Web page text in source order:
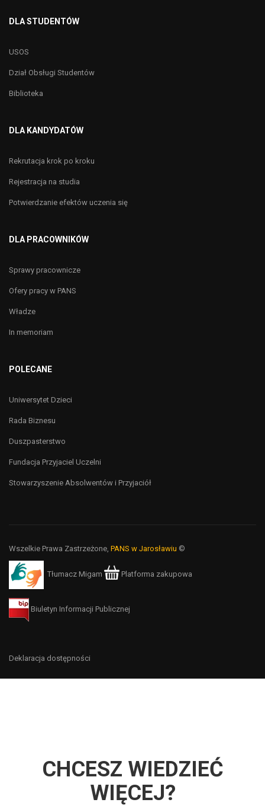
DLA STUDENTÓW
USOS
Dział Obsługi Studentów
Biblioteka
DLA KANDYDATÓW
Rekrutacja krok po kroku
Rejestracja na studia
Potwierdzanie efektów uczenia się
DLA PRACOWNIKÓW
Sprawy pracownicze
Ofery pracy w PANS
Władze
In memoriam
POLECANE
Uniwersytet Dzieci
Rada Biznesu
Duszpasterstwo
Fundacja Przyjaciel Uczelni
Stowarzyszenie Absolwentów i Przyjaciół
Wszelkie Prawa Zastrzeżone, PANS w Jarosławiu ©
Tłumacz Migam Platforma zakupowa
Biuletyn Informacji Publicznej
Deklaracja dostępności
CHCESZ WIEDZIEĆ
WIĘCEJ?